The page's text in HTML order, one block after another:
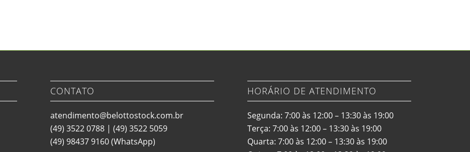
CONTATO
atendimento@belottostock.com.br
(49) 3522 0788 |(49) 3522 5059
(49) 98437 9160(WhatsApp)
HORÁRIO DE ATENDIMENTO
Segunda: 7:00 às 12:00 – 13:30 às 19:00
Terça: 7:00 às 12:00 – 13:30 às 19:00
Quarta: 7:00 às 12:00 – 13:30 às 19:00